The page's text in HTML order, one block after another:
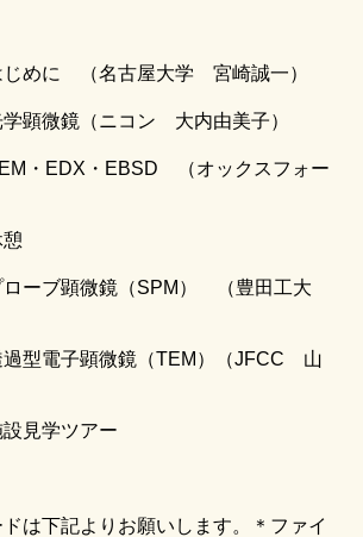
めに （名古屋大学 宮崎誠一）
顕微鏡（ニコン 大内由美子）
・EDX・EBSD （オックスフォー
ーブ顕微鏡（SPM） （豊田工大
型電子顕微鏡（TEM）（JFCC 山
見学ツアー
は下記よりお願いします。＊ファイ